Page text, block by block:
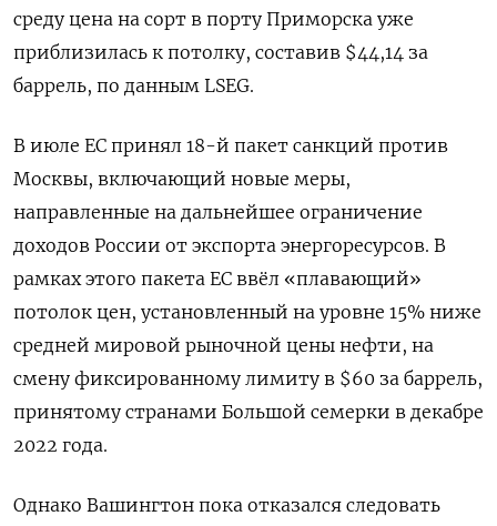
среду цена на сорт в порту Приморска уже
приблизилась к потолку, составив $44,14 за
баррель, по данным LSEG.
В июле ЕС принял 18-й пакет санкций против
Москвы, включающий новые меры,
направленные на дальнейшее ограничение
доходов России от экспорта энергоресурсов. В
рамках этого пакета ЕС ввёл «плавающий»
потолок цен, установленный на ​уровне 15% ниже
средней ⁠мировой рыночной цены нефти, на
смену фиксированному лимиту в $60 за баррель,
принятому странами Большой семерки в декабре
2022 ‌года.
Однако Вашингтон пока отказался следовать